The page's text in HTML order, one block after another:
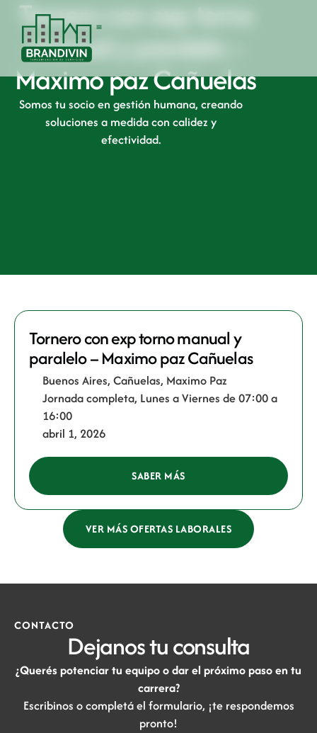
Tornero con exp torno
manual y paralelo –
Maximo paz Cañuelas
Somos tu socio en gestión humana, creando
soluciones a medida con calidez y
efectividad.
Buenos Aires, Cañuelas, Maximo Paz
Jornada completa, Lunes a Viernes de 07:00 a
16:00
abril 1, 2026
Tornero con exp torno manual y
paralelo – Maximo paz Cañuelas
SABER MÁS
VER MÁS OFERTAS LABORALES
CONTACTO
Dejanos tu consulta
¿Querés potenciar tu equipo o dar el próximo paso en tu
carrera?
Escribinos o completá el formulario, ¡te respondemos
pronto!